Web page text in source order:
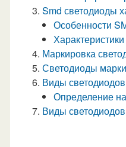
Smd светодиоды
Особенности
Маркировка
Светодиоды
Виды
Определение
Виды